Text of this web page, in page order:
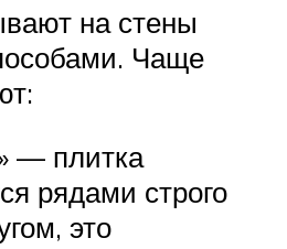
на стены
Чаще
— плитка
рядами строго
это